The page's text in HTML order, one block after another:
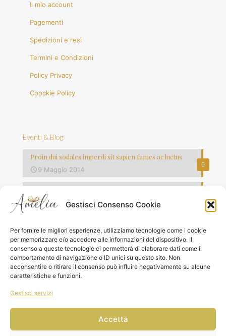
Gestisci Consenso Cookie
Per fornire le migliori esperienze, utilizziamo tecnologie come i cookie
per memorizzare e/o accedere alle informazioni del dispositivo. Il
consenso a queste tecnologie ci permetterà di elaborare dati come il
comportamento di navigazione o ID unici su questo sito. Non
acconsentire o ritirare il consenso può influire negativamente su alcune
caratteristiche e funzioni.
Gestisci servizi
Accetta
Il mio account
Pagementi
Spedizioni e resi
Termini e Condizioni
Policy Privacy
Coockie Policy
Eventi & Blog
0
Proin dui sodales imperdi sit sapien fames ac luctus
9 Maggio 2014
8 Maggio 2014
0
7 Maggio 2014